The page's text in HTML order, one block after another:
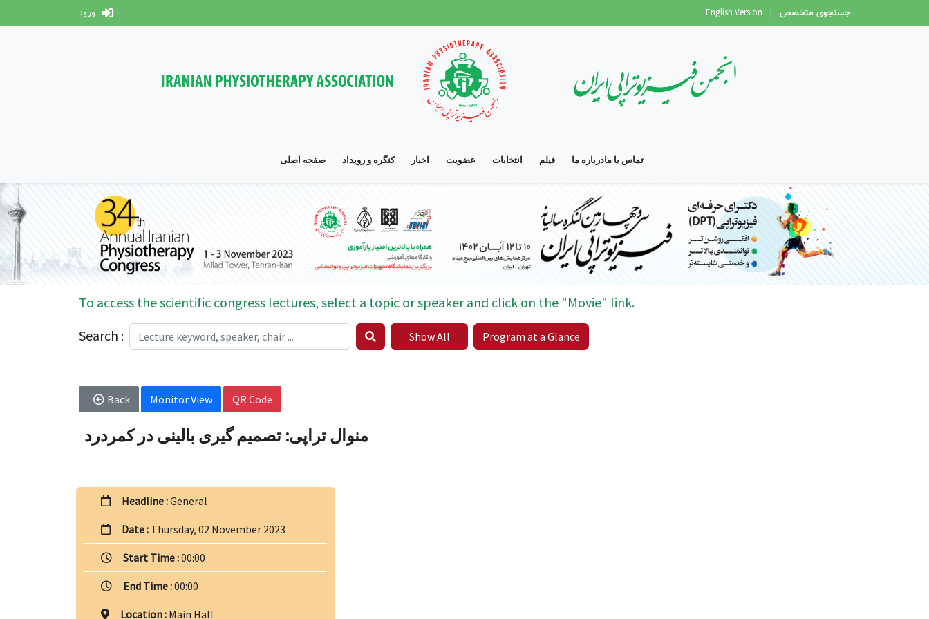
ورود English Version | جستجوی متخصص
صفحه اصلی کنگره و رویداد اخبار عضویت انتخابات فیلم درباره ماتماس با ما
To access the scientific congress lectures, select a topic or speaker and click on the "Movie" link.
Search :
Show All Program at a Glance
Back Monitor View QR Code
منوال تراپی: تصمیم گیری بالینی در کمردرد
Headline :General
Date : Thursday, 02 November 2023
Start Time :00:00
End Time :00:00
Location : Main Hall